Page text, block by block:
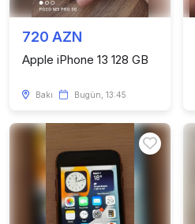
720 AZN
Apple iPhone 13 128 GB
Bakı Bugün, 13:45